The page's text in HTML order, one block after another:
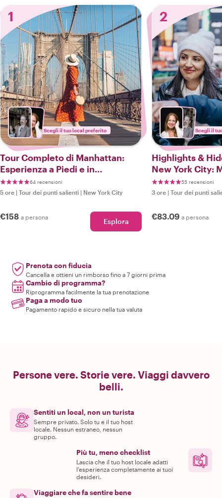
1
Scegli il tuo local preferito
Tour Completo di Manhattan:
Esperienza a Piedi e in
Metropolitana
64 recensioni
5 ore | Tour dei punti salienti | New York City
€158 a persona Esplora
2
Scegli il
Highlights &
New York City:
Manhattan55 recensioni
3 ore | Tour dei punti
€83.09 a persona
Prenota con fiducia
Cancella e ottieni un rimborso fino a 7 giorni prima
Cambio di programma?
Riprogramma facilmente la tua prenotazione
Paga a modo tuo
Pagamento rapido e sicuro nella tua valuta
Persone vere. Storie vere. Viaggi davvero
belli.
Sentiti un local, non un turista
Sempre privato. Solo tu e il tuo host
locale. Nessun estraneo, nessun
gruppo.
Più tu, meno checklist
Lascia che il tuo host locale adatti
l'esperienza completamente ai tuoi
desideri.
Viaggiare che fa sentire bene